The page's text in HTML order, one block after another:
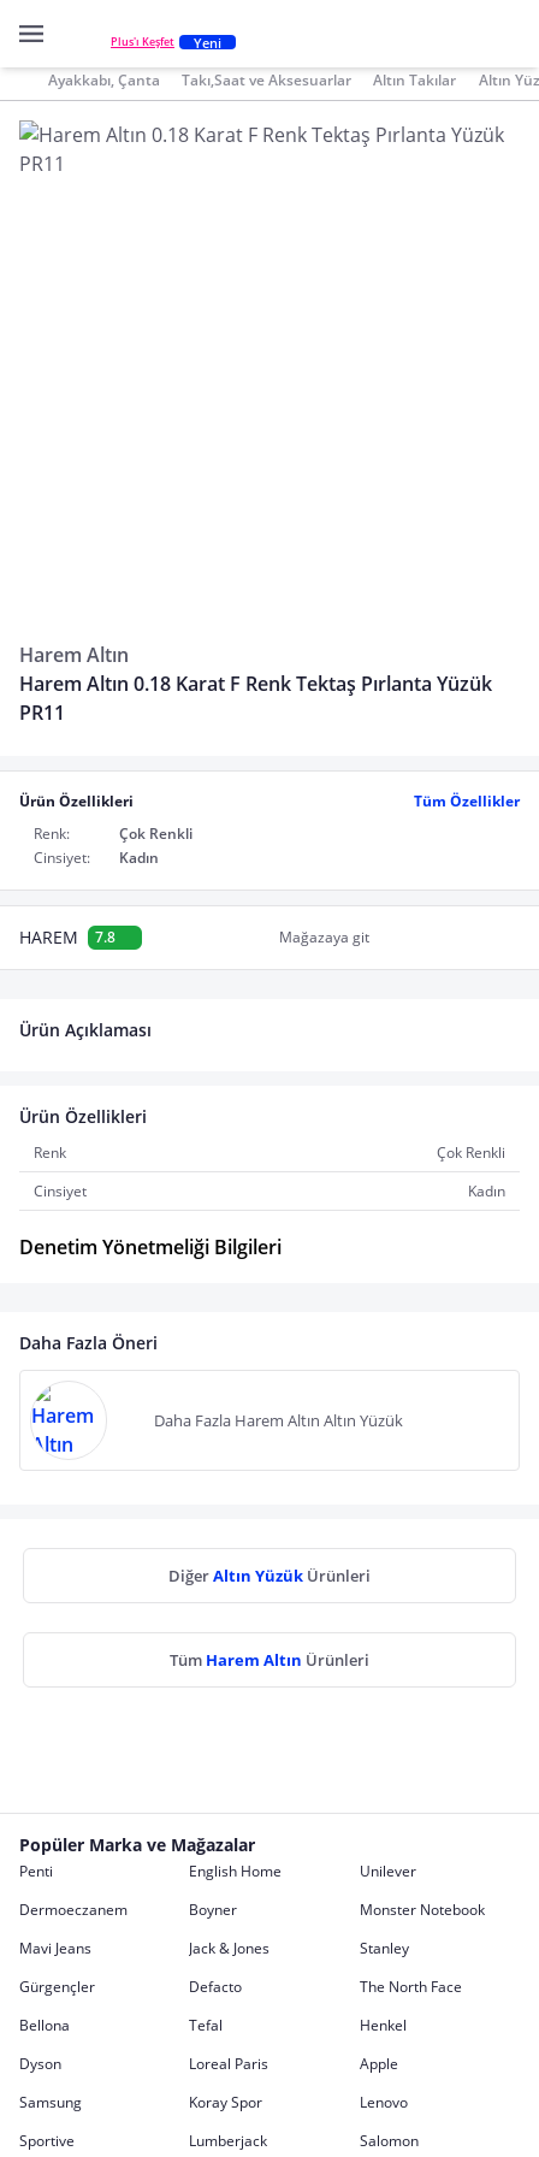
Plus'ı Keşfet Yeni
Ayakkabı, Çanta Takı,Saat ve Aksesuarlar Altın Takılar Altın
Harem Altın
Harem Altın 0.18 Karat F Renk Tektaş Pırlanta Yüzük
PR11
Ürün Özellikleri
Tüm Özellikler
Renk:
Çok Renkli
Cinsiyet:
Kadın
HAREM 7.8 Mağazaya git
Ürün Açıklaması
Ürün Özellikleri
Renk
Çok Renkli
Cinsiyet
Kadın
Denetim Yönetmeliği Bilgileri
Daha Fazla Öneri
Daha Fazla Harem Altın Altın Yüzük
DiğerAltın Yüzük Ürünleri
Tüm Harem Altın Ürünleri
Popüler Marka ve Mağazalar
Penti English Home
Unilever
Dermoeczanem
Boyner
Monster Notebook
Mavi Jeans
Jack & Jones
Stanley
Gürgençler
Defacto
The North Face
Bellona
Tefal
Henkel
Dyson
Loreal Paris
Apple
Samsung
Koray Spor
Lenovo
Sportive
Lumberjack Salomon